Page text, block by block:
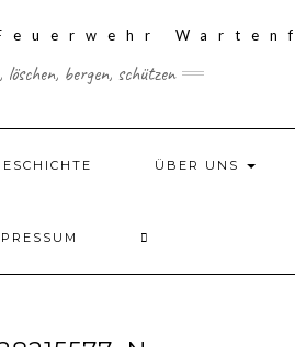
bergen, schützen
ÜBER UNS